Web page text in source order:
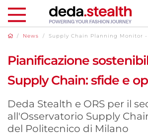
/ News / Supply Chain Planning Monitor -
Pianificazione
Supply Chain: sfide e
Deda Stealth e ORS per il
all'Osservatorio Supply
del Politecnico di Milano